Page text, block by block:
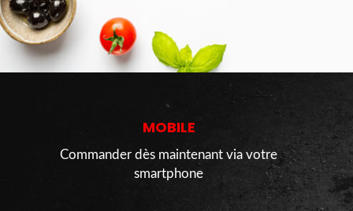
MOBILE
Commander dès maintenant via votre
smartphone